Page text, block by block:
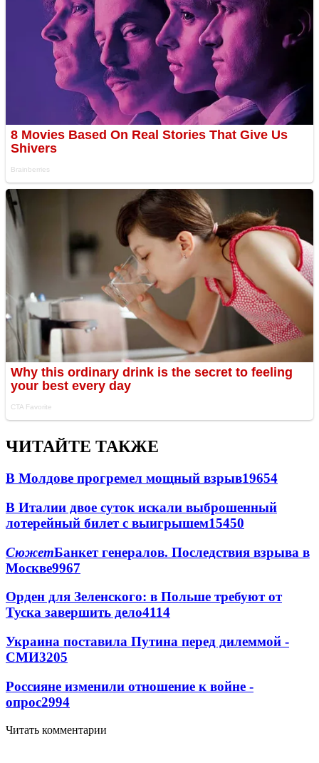
ЧИТАЙТЕ ТАКЖЕ
В Молдове прогремел мощный взрыв19654
В Италии двое суток искали выброшенный
лотерейный билет с выигрышем15450
СюжетБанкет генералов. Последствия взрыва в
Москве9967
Орден для Зеленского: в Польше требуют от
Туска завершить дело4114
Украина поставила Путина перед дилеммой -
СМИ3205
Россияне изменили отношение к войне -
опрос2994
Читать комментарии